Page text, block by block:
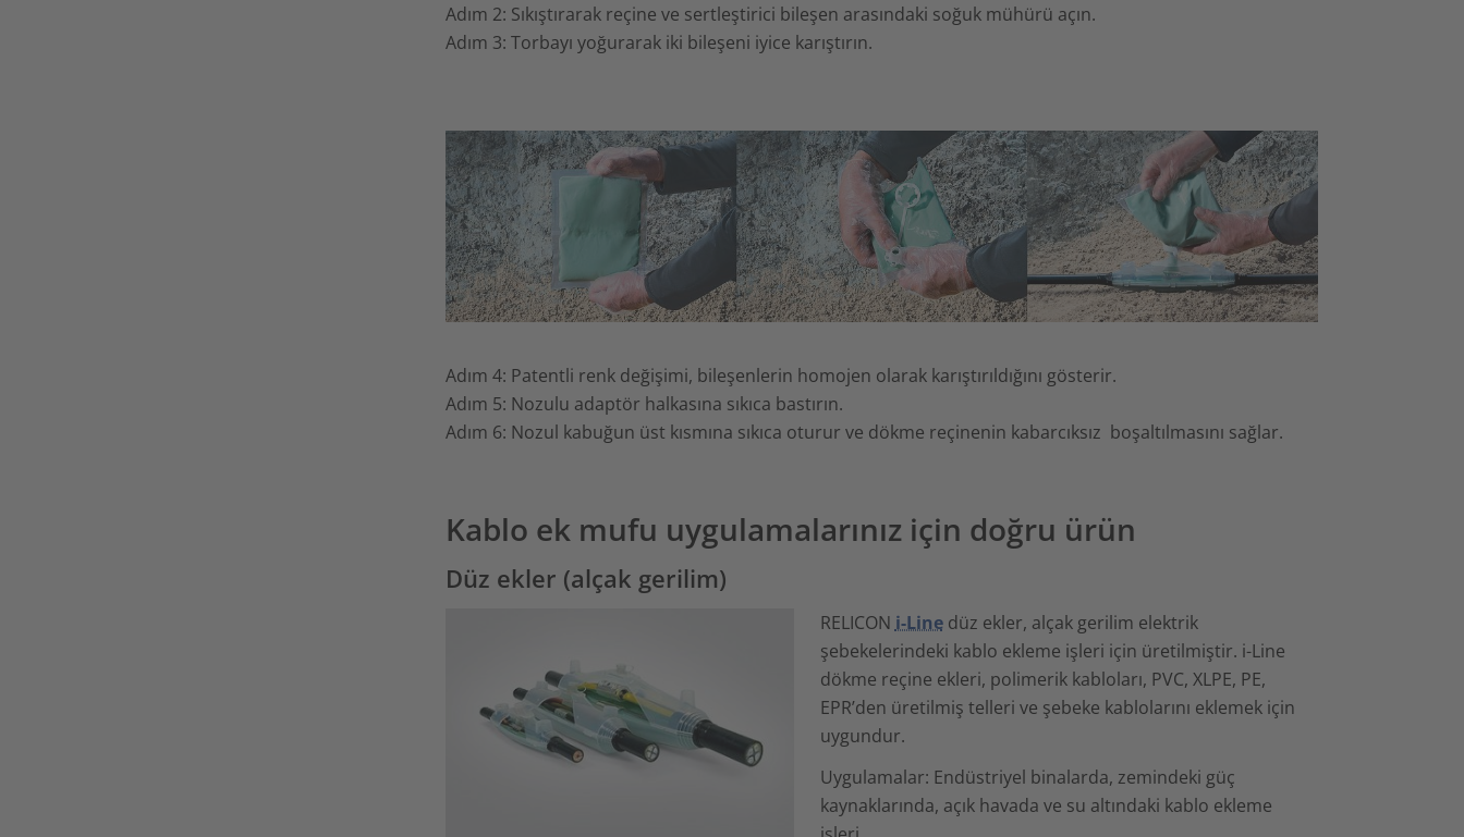
Adım 2: Sıkıştırarak reçine ve sertleştirici bileşen arasındaki soğuk mühürü açın.
Adım 3: Torbayı yoğurarak iki bileşeni iyice karıştırın.
Adım 4: Patentli renk değişimi, bileşenlerin homojen olarak karıştırıldığını gösterir.
Adım 5: Nozulu adaptör halkasına sıkıca bastırın.
Adım 6: Nozul kabuğun üst kısmına sıkıca oturur ve dökme reçinenin kabarcıksız boşaltılmasını sağlar.
Kablo ek mufu uygulamalarınız için doğru ürün
Düz ekler (alçak gerilim)
RELICON i-Linedüz ekler, alçak gerilim elektrik
şebekelerindeki kablo ekleme işleri için üretilmiştir. i-Line
dökme reçine ekleri, polimerik kabloları, PVC, XLPE, PE,
EPR’den üretilmiş telleri ve şebeke kablolarını eklemek için
uygundur.
Uygulamalar: Endüstriyel binalarda, zemindeki güç
kaynaklarında, açık havada ve su altındaki kablo ekleme